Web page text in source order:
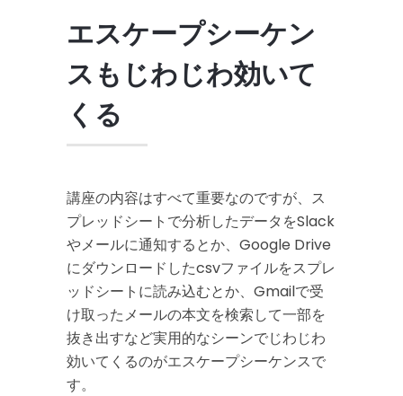
エスケープシーケン
スもじわじわ効いて
くる
講座の内容はすべて重要なのですが、ス
プレッドシートで分析したデータをSlack
やメールに通知するとか、Google Drive
にダウンロードしたcsvファイルをスプレ
ッドシートに読み込むとか、Gmailで受
け取ったメールの本文を検索して一部を
抜き出すなど実用的なシーンでじわじわ
効いてくるのがエスケープシーケンスで
す。